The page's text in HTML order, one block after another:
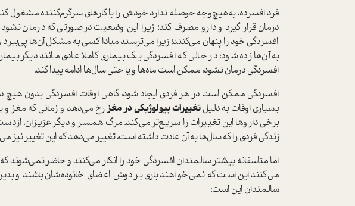
فرد افسرده، به‌هیچ‌وجه حوصله ندارد خودش را با کارهای سرگرم‌کننده مشغول
درمان قرار گیرد و دارو مصرف کند؛ زیرا این وضعیت در صورتی که درمان
افسردگی خود را پنهان می‌کنند؛ زیرا می‌ترسند مبادا کسی به مشکل آن‌ها
به آن‌ها زده شود؛ در حالی که افسردگی یک بیماری کاملا عادی مانند دیگر
افسردگی درمان نشود، ممکن است ماه‌ها و یا حتی سال‌ها ادامه پیدا کند.
افسردگی ممکن است در هر فردی ایجاد شود، گاهی اوقات افسردگی بدون هیچ
بسیاری اوقات به دلیلتغییرات بیولوژیکی در مغزرخ می‌دهد و زمانی که مغز و
برخی داروها این تغییرات را سریع‌تر می‌کند. مرگ همسر و دیگر عزیزان،
زندگی فردی را که سال‌ها به آن عادت داشته است، تغییر می‌دهد که این تغییر نیز
اما متاسفانه بیشتر سالمندان افسردگی خود را انکار می‌کنند و حاضر نمی‌شوند که
می‌کنند این است که نمی‌خواهند باری بر دوش اعضای خانوده‌شان باشند و
سالمندان این است: